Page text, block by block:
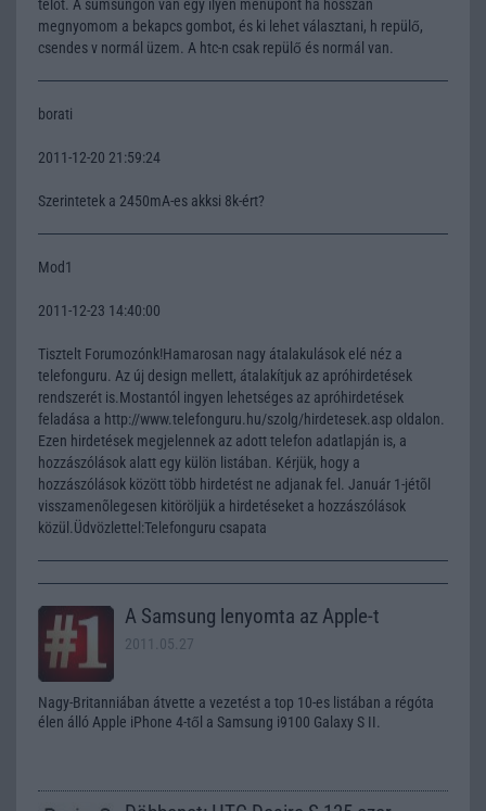
telót. A sumsungon van egy ilyen menupont ha hosszan
megnyomom a bekapcs gombot, és ki lehet választani, h repülő,
csendes v normál üzem. A htc-n csak repülő és normál van.
borati
2011-12-20 21:59:24
Szerintetek a 2450mA-es akksi 8k-ért?
Mod1
2011-12-23 14:40:00
Tisztelt Forumozónk!Hamarosan nagy átalakulások elé néz a
telefonguru. Az új design mellett, átalakítjuk az apróhirdetések
rendszerét is.Mostantól ingyen lehetséges az apróhirdetések
feladása a http://www.telefonguru.hu/szolg/hirdetesek.asp oldalon.
Ezen hirdetések megjelennek az adott telefon adatlapján is, a
hozzászólások alatt egy külön listában. Kérjük, hogy a
hozzászólások között több hirdetést ne adjanak fel. Január 1-jétõl
visszamenõlegesen kitöröljük a hirdetéseket a hozzászólások
közül.Üdvözlettel:Telefonguru csapata
A Samsung lenyomta az Apple-t
2011.05.27
Nagy-Britanniában átvette a vezetést a top 10-es listában a régóta
élen álló Apple iPhone 4-től a Samsung i9100 Galaxy S II.